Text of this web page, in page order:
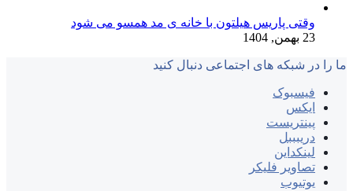
وقتی پاریس هیلتون با خانه‌ ی مد همسو می شود
23 بهمن, 1404
ما را در شبکه های اجتماعی دنبال کنید
فیسبوک
ایکس
پینتریست
دریبببل
لینکداین
تصاویر فلیکر
یوتیوب